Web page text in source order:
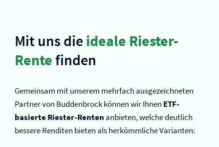
Mit uns die ideale Riester-
Rentefinden
Gemeinsam mit unserem mehrfach ausgezeichneten
Partner von Buddenbrock können wir Ihnen ETF-
basierte Riester-Renten anbieten, welche deutlich
bessere Renditen bieten als herkömmliche Varianten: